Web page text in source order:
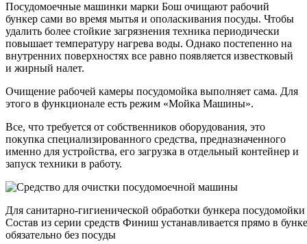
Посудомоечные машинки марки Бош очищают рабочий
бункер сами во время мытья и ополаскивания посуды. Чтобы
удалить более стойкие загрязнения техника периодически
повышает температуру нагрева воды. Однако постепенно на
внутренних поверхностях все равно появляется известковый
и жирный налет.
Очищение рабочей камеры посудомойка выполняет сама. Для
этого в функционале есть режим «Мойка Машины».
Все, что требуется от собственников оборудования, это
покупка специализированного средства, предназначенного
именно для устройства, его загрузка в отдельный контейнер и
запуск техники в работу.
Для санитарно-гигиенической обработки бункера
Состав из серии средств Финиш устанавливается прямо в
обязательно без посуды